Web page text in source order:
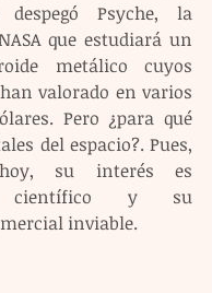
Psyche, la
que estudiará un
metálico cuyos
valorado en varios
Pero ¿para qué
del espacio?. Pues,
su interés es
científico y su
inviable.